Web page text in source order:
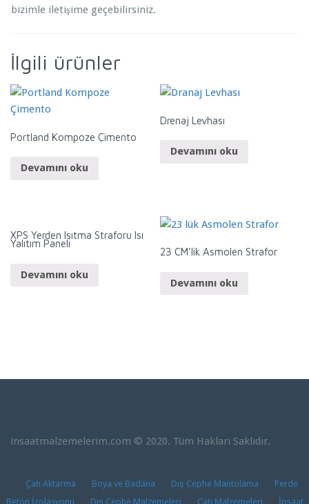
bizimle iletişime geçebilirsiniz.
İlgili ürünler
Portland Kompoze Çimento
Devamını oku
Drenaj Levhası
Devamını oku
XPS Yerden Isıtma Straforu Isı
Yalıtım Paneli
Devamını oku
23 CM’lik Asmolen Strafor
Devamını oku
insaatmalzemelerim.com © 2020. Tüm Hakları Saklıdır.
Çatı Aktarma Boya ve Badana Dış Cephe Mantolama
Perde
Beton İzolasyonu
Dış Cephe Malzemeleri Çatı Malzemeleri İnşaat